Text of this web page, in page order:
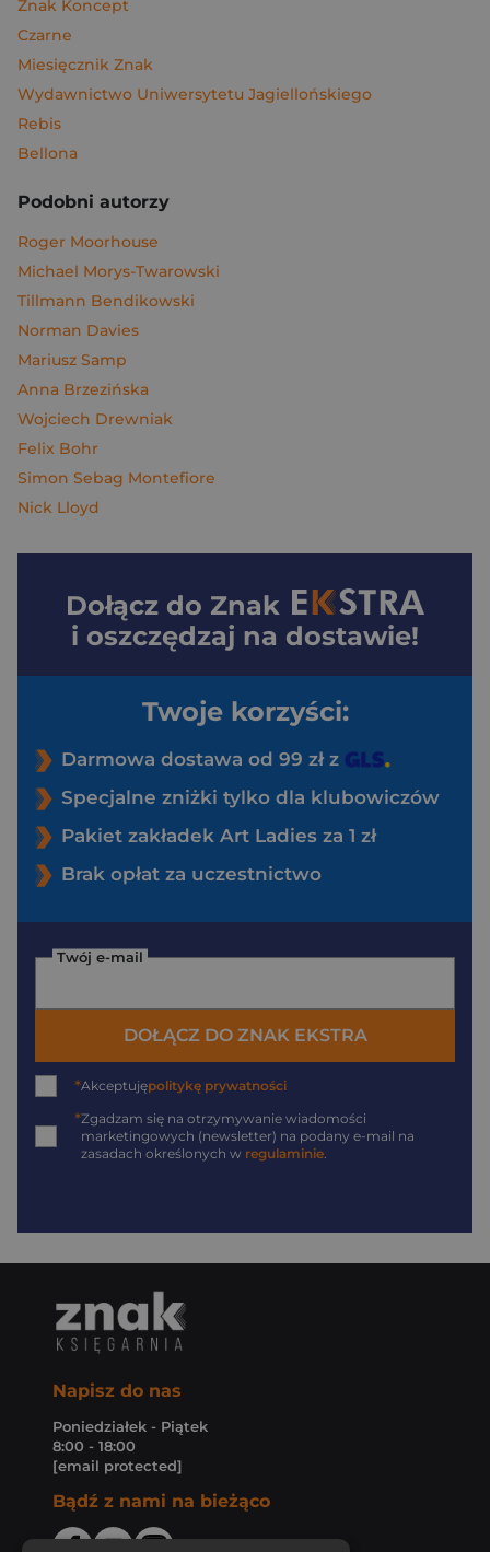
Znak Koncept
Czarne
Miesięcznik Znak
Wydawnictwo Uniwersytetu Jagiellońskiego
Rebis
Bellona
Podobni autorzy
Roger Moorhouse
Michael Morys-Twarowski
Tillmann Bendikowski
Norman Davies
Mariusz Samp
Anna Brzezińska
Wojciech Drewniak
Felix Bohr
Simon Sebag Montefiore
Nick Lloyd
Dołącz do Znak
i oszczędzaj na dostawie!
Twoje korzyści:
Darmowa dostawa od 99 zł z
Specjalne zniżki tylko dla klubowiczów
Pakiet zakładek Art Ladies za 1 zł
Brak opłat za uczestnictwo
Twój e-mail
DOŁĄCZ DO ZNAK EKSTRA
*Akceptujępolitykę prywatności
*Zgadzam się na otrzymywanie wiadomości
marketingowych (newsletter) na podany e-mail na
zasadach określonych w regulaminie.
Napisz do nas
Poniedziałek - Piątek
8:00 - 18:00
[email protected]
Bądź z nami na bieżąco